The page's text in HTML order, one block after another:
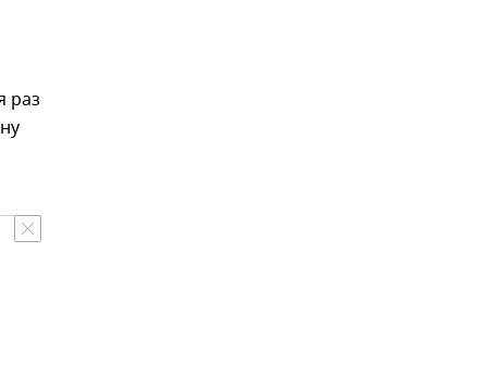
раз